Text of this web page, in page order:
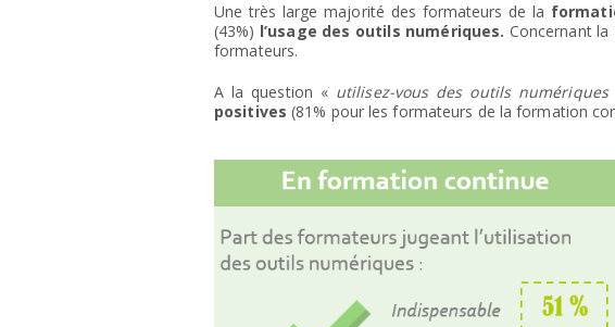
Une très large majorité des formateurs de la
(43%) l’usage des outils numériques. Concernant la
formateurs.
A la question « utilisez-vous des outils
positives (81% pour les formateurs de la formation